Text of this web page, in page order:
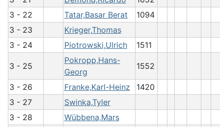
3 - 22
Tatar,Basar Berat
1094
3 - 23
Krieger,Thomas
3 - 24
Piotrowski,Ulrich 1511
3 - 25
Pokropp,Hans-
Georg
1552
3 - 26 Franke,Karl-Heinz
1420
3 - 27
Swinka,Tyler
3 - 28
Wübbena,Mars